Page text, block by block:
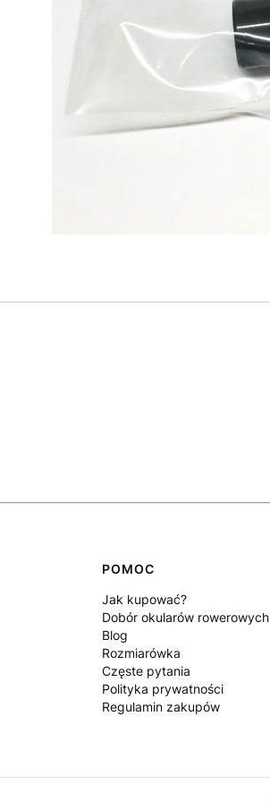
POMOC
Jak kupować?
Dobór okularów rowerowych
Blog
Rozmiarówka
Częste pytania
Polityka prywatności
Regulamin zakupów